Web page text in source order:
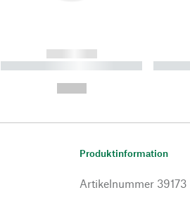
------------
----------- ----------- ----------
Produktinformation
Artikelnummer 39173